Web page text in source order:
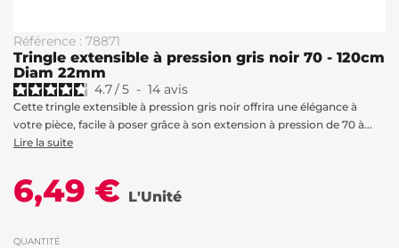
Référence : 78871
Tringle extensible à pression gris noir 70 - 120cm
Diam 22mm
4.7/5 - 14 avis
Cette tringle extensible à pression gris noir offrira une élégance à
votre pièce, facile à poser grâce à son extension à pression de 70 à...
Lire la suite
6,49 € L'Unité
QUANTITÉ